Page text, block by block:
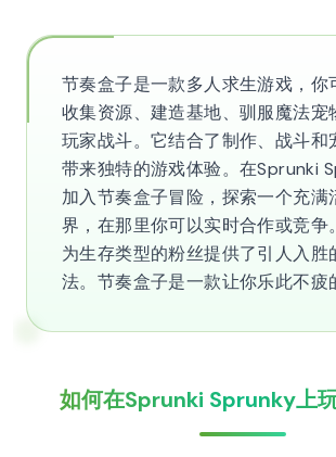
节奏盒子是一款多人求生游戏，你
收集资源、建造基地、驯服魔法宠
玩家战斗。它结合了制作、战斗和
带来独特的游戏体验。在Sprunki
加入节奏盒子冒险，探索一个充满
界，在那里你可以实时合作或竞争
为生存类型的粉丝提供了引人入胜
法。节奏盒子是一款让你乐此不疲
如何在Sprunki Sprunky上